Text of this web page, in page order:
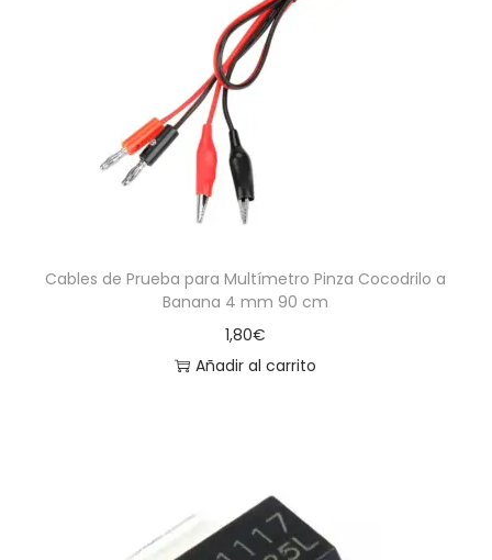
Cables de Prueba para Multímetro Pinza Cocodrilo a
Banana 4 mm 90 cm
1,80€
Añadir al carrito